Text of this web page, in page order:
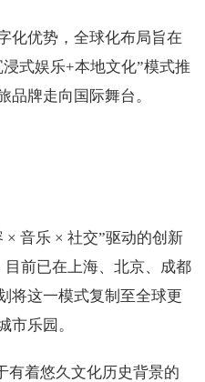
化优势，全球化布局旨在
式娱乐+本地文化”模式推
品牌走向国际舞台。
× 音乐 × 社交”驱动的创新
前已在上海、北京、成都
将这一模式复制至全球更
市乐园。
有着悠久文化历史背景的